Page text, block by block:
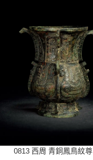
0813 西周 青銅鳳鳥紋尊